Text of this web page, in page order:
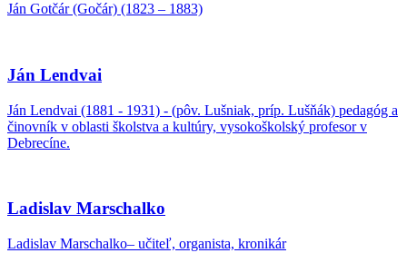
Ján Gotčár (Gočár) (1823 – 1883)
Ján Lendvai
Ján Lendvai (1881 - 1931) - (pôv. Lušniak, príp. Lušňák) pedagóg a
činovník v oblasti školstva a kultúry, vysokoškolský profesor v
Debrecíne.
Ladislav Marschalko
Ladislav Marschalko– učiteľ, organista, kronikár